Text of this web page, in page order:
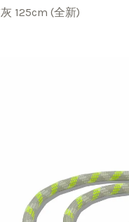
125cm (全新)